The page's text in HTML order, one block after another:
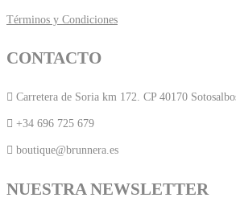
Términos y Condiciones
CONTACTO
Carretera de Soria km 172. CP 40170
+34 696 725 679
boutique@brunnera.es
NUESTRA NEWSLETTER